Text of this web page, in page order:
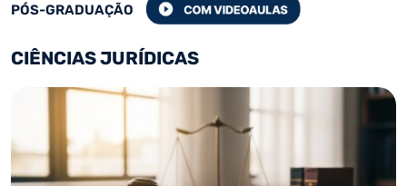
PÓS-GRADUAÇÃO
CIÊNCIAS JURÍDICAS